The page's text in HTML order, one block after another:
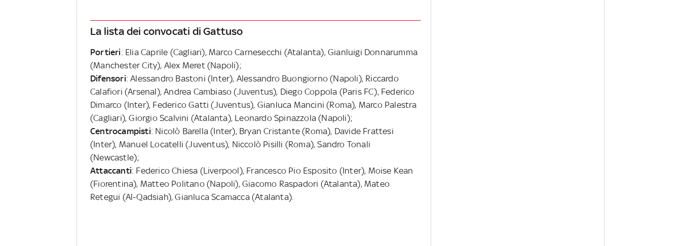
La lista dei convocati di Gattuso
Portieri: Elia Caprile (Cagliari), Marco Carnesecchi (Atalanta), Gianluigi Donnarumma
(Manchester City), Alex Meret (Napoli);
Difensori: Alessandro Bastoni (Inter), Alessandro Buongiorno (Napoli), Riccardo
Calafiori (Arsenal), Andrea Cambiaso (Juventus), Diego Coppola (Paris FC), Federico
Dimarco (Inter), Federico Gatti (Juventus), Gianluca Mancini (Roma), Marco Palestra
(Cagliari), Giorgio Scalvini (Atalanta), Leonardo Spinazzola (Napoli);
Centrocampisti: Nicolò Barella (Inter), Bryan Cristante (Roma), Davide Frattesi
(Inter), Manuel Locatelli (Juventus), Niccolò Pisilli (Roma), Sandro Tonali
(Newcastle);
Attaccanti: Federico Chiesa (Liverpool), Francesco Pio Esposito (Inter), Moise Kean
(Fiorentina), Matteo Politano (Napoli), Giacomo Raspadori (Atalanta), Mateo
Retegui (Al-Qadsiah), Gianluca Scamacca (Atalanta).